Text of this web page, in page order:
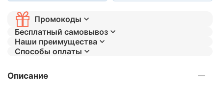
Промокоды
Бесплатный самовывоз
Наши преимущества
Способы оплаты
Описание